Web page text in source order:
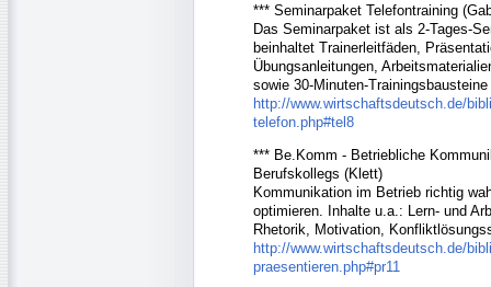
*** Seminarpaket Telefontraining
Das Seminarpaket ist als 2-Tages-
beinhaltet Trainerleitfäden,
Übungsanleitungen,
sowie 30-Minuten-
http://www.wirtschaftsdeutsch.de/
telefon.php#tel8
*** Be.Komm - Betriebliche
Berufskollegs (Klett)
Kommunikation im Betrieb richtig
optimieren. Inhalte u.a.: Lern- und
Rhetorik, Motivation,
http://www.wirtschaftsdeutsch.de/
praesentieren.php#pr11